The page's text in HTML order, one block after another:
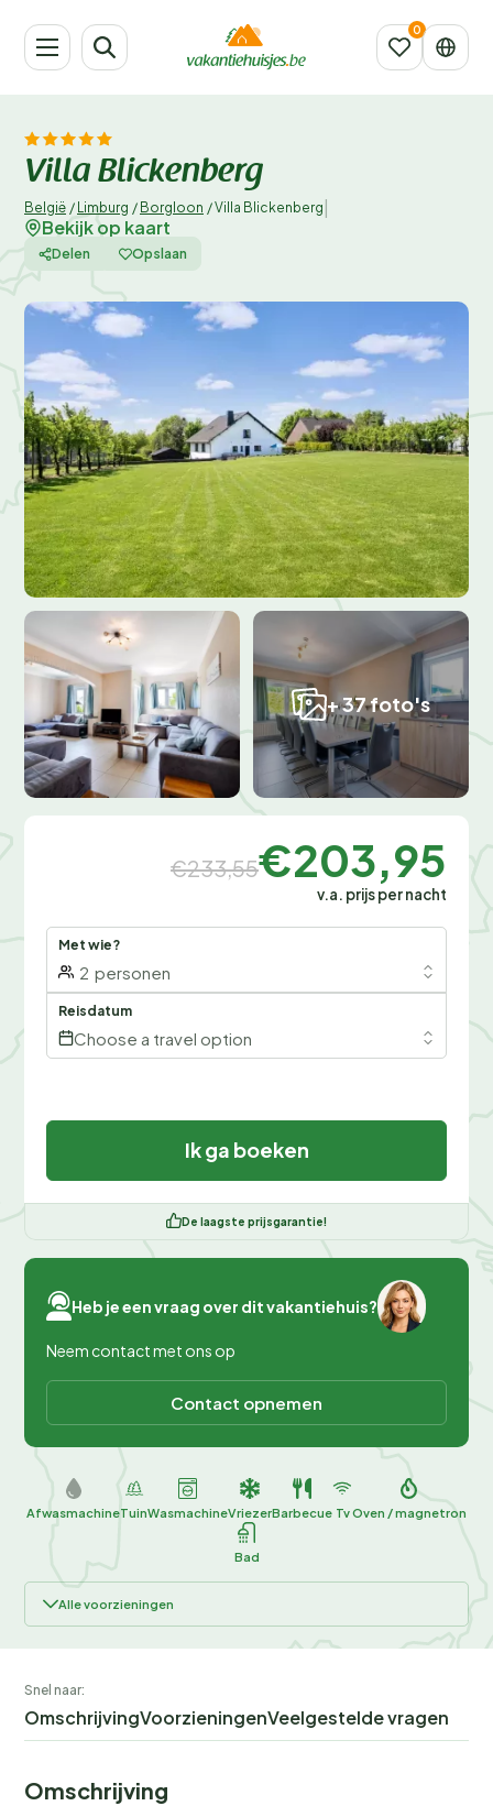
Villa Blickenberg
België / Limburg / Borgloon /Villa Blickenberg
Bekijk op kaart
Delen Opslaan
+ 37 foto's
€233,55€203,95
v.a. prijs per nacht
Met wie?
2 personen
Reisdatum
Choose a travel option
Ik ga boeken
De laagste prijsgarantie!
Heb je een vraag over dit vakantiehuis?
Neem contact met ons op
Contact opnemen
AfwasmachineTuinWasmachineVriezerBarbecue TvOven / magnetron
Bad
Alle voorzieningen
Snel naar:
OmschrijvingVoorzieningenVeelgestelde vragen
Omschrijving